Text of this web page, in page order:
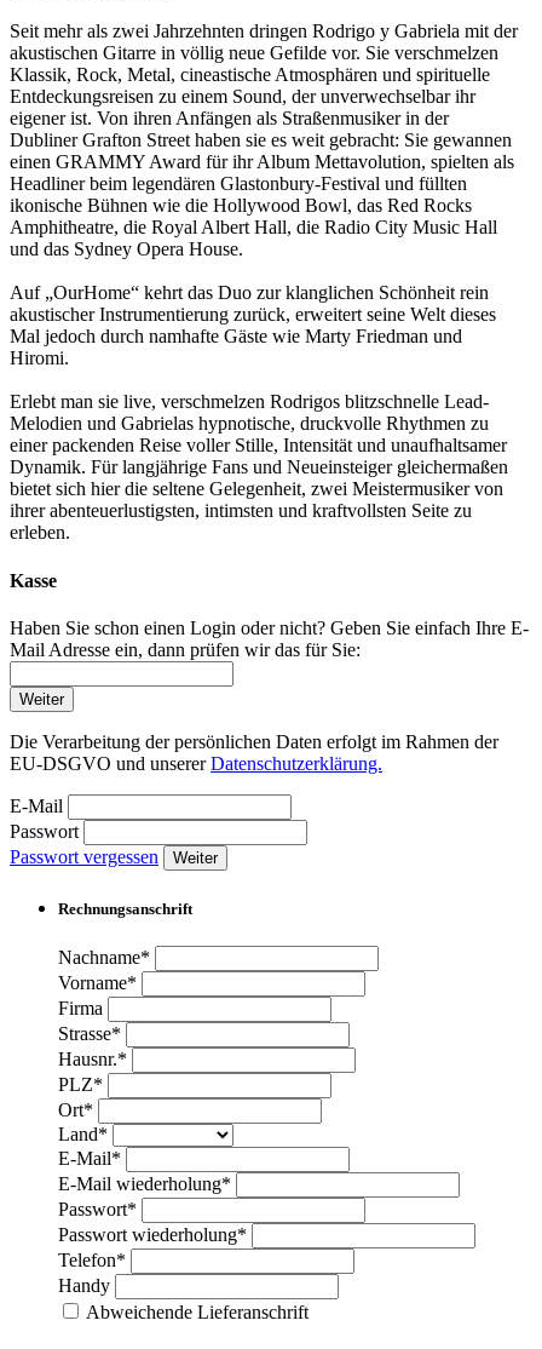
Seit mehr als zwei Jahrzehnten dringen Rodrigo y Gabriela mit der
akustischen Gitarre in völlig neue Gefilde vor. Sie verschmelzen
Klassik, Rock, Metal, cineastische Atmosphären und spirituelle
Entdeckungsreisen zu einem Sound, der unverwechselbar ihr
eigener ist. Von ihren Anfängen als Straßenmusiker in der
Dubliner Grafton Street haben sie es weit gebracht: Sie gewannen
einen GRAMMY Award für ihr Album Mettavolution, spielten als
Headliner beim legendären Glastonbury-Festival und füllten
ikonische Bühnen wie die Hollywood Bowl, das Red Rocks
Amphitheatre, die Royal Albert Hall, die Radio City Music Hall
und das Sydney Opera House.
Auf „OurHome“ kehrt das Duo zur klanglichen Schönheit rein
akustischer Instrumentierung zurück, erweitert seine Welt dieses
Mal jedoch durch namhafte Gäste wie Marty Friedman und
Hiromi.
Erlebt man sie live, verschmelzen Rodrigos blitzschnelle Lead-
Melodien und Gabrielas hypnotische, druckvolle Rhythmen zu
einer packenden Reise voller Stille, Intensität und unaufhaltsamer
Dynamik. Für langjährige Fans und Neueinsteiger gleichermaßen
bietet sich hier die seltene Gelegenheit, zwei Meistermusiker von
ihrer abenteuerlustigsten, intimsten und kraftvollsten Seite zu
erleben.
Kasse
Haben Sie schon einen Login oder nicht? Geben Sie einfach Ihre E-
Mail Adresse ein, dann prüfen wir das für Sie:
Weiter
Die Verarbeitung der persönlichen Daten erfolgt im Rahmen der
EU-DSGVO und unsererDatenschutzerklärung.
E-Mail
Passwort
Passwort vergessen
Weiter
Rechnungsanschrift
Nachname*
Vorname*
Firma
Strasse*
Hausnr.*
PLZ*
Ort*
Land*
E-Mail*
E-Mail wiederholung*
Passwort*
Passwort wiederholung*
Telefon*
Handy
Abweichende Lieferanschrift